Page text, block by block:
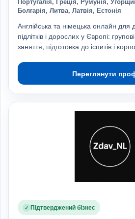
Болгарія, Литва, Латвія, Естонія
Англійська та німецька онлайн для
підлітків і дорослих у Європі:
заняття, підготовка до іспитів і
Переглянути
✓ Підтверджений бізнес